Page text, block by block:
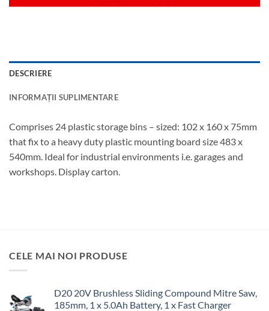
DESCRIERE
INFORMAȚII SUPLIMENTARE
Comprises 24 plastic storage bins – sized: 102 x 160 x 75mm
that fix to a heavy duty plastic mounting board size 483 x
540mm. Ideal for industrial environments i.e. garages and
workshops. Display carton.
CELE MAI NOI PRODUSE
D20 20V Brushless Sliding Compound Mitre Saw,
185mm, 1 x 5.0Ah Battery, 1 x Fast Charger